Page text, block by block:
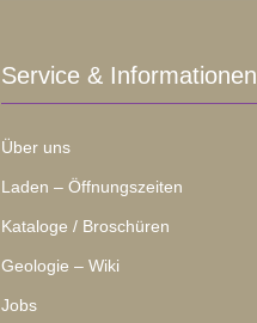
Service & Informationen
Über uns
Laden – Öffnungszeiten
Kataloge / Broschüren
Geologie – Wiki
Jobs